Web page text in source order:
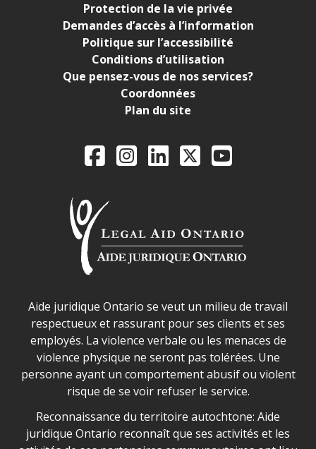
Protection de la vie privée
Demandes d’accès à l’information
Politique sur l’accessibilité
Conditions d’utilisation
Que pensez-vous de nos services?
Coordonnées
Plan du site
Legal Aid Ontario
FacebookInstagram
LinkedIn
X YouTube
Déclaration sur la sécurité dans les locaux d'AJO.
Aide juridique Ontario se veut un milieu de travail
respectueux et rassurant pour ses clients et ses
employés. La violence verbale ou les menaces de
violence physique ne seront pas tolérées. Une
personne ayant un comportement abusif ou violent
risque de se voir refuser le service.
Legal Aid Ontario land acknowledgement
Reconnaissance du territoire autochtone: Aide
juridique Ontario reconnaît que ses activités et les